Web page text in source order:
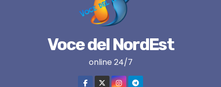
Voce del NordEst
online 24/7